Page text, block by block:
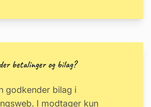
betalinger og bilag?
godkender bilag i
I modtager kun